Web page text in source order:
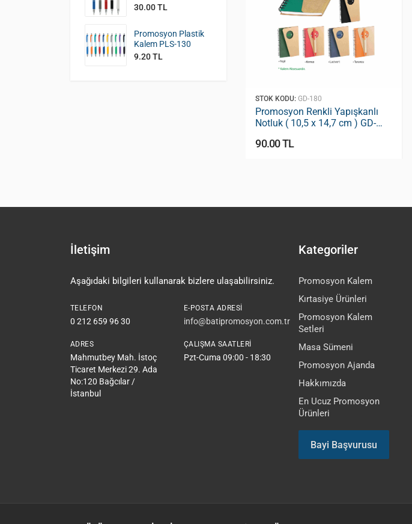
30.00 TL
Promosyon Plastik
Kalem PLS-130
9.20 TL
STOK KODU: GD-180
Promosyon Renkli Yapışkanlı
Notluk ( 10,5 x 14,7 cm ) GD-
90.00 TL
İletişim
Aşağıdaki bilgileri kullanarak bizlere ulaşabilirsiniz.
TELEFON
0 212 659 96 30
E-POSTA ADRESI
info@batipromosyon.com.tr
ADRES
Mahmutbey Mah. İstoç
Ticaret Merkezi 29. Ada
No:120 Bağcılar /
İstanbul
ÇALIŞMA SAATLERI
Pzt-Cuma 09:00 - 18:30
Kategoriler
Promosyon Kalem
Kırtasiye Ürünleri
Promosyon Kalem
Setleri
Masa Sümeni
Promosyon Ajanda
Hakkımızda
En Ucuz Promosyon
Ürünleri
Bayi Başvurusu